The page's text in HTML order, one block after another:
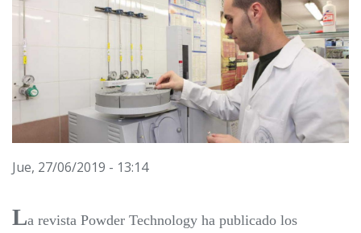
Jue, 27/06/2019 - 13:14
La revista Powder Technology ha publicado los